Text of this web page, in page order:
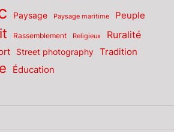
Paysage Paysage maritime Peuple
Rassemblement Religieux Ruralité
Street photography Tradition
Éducation